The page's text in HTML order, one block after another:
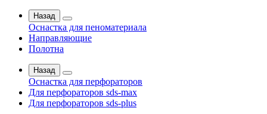
Назад
Оснастка для пеноматериала
Направляющие
Полотна
Назад
Оснастка для перфораторов
Для перфораторов sds-max
Для перфораторов sds-plus